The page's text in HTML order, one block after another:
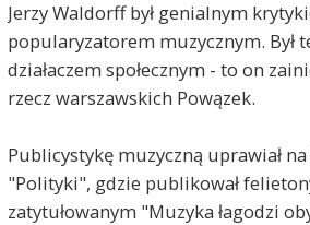
Jerzy Waldorff był genialnym
popularyzatorem muzycznym. Był
działaczem społecznym - to on
rzecz warszawskich Powązek.
Publicystykę muzyczną uprawiał
"Polityki", gdzie publikował
zatytułowanym "Muzyka łagodzi